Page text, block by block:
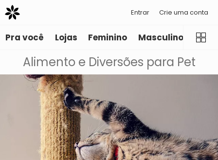
Entrar Crie uma conta
Pra você Lojas Feminino Masculino
Alimento e Diversões para Pet